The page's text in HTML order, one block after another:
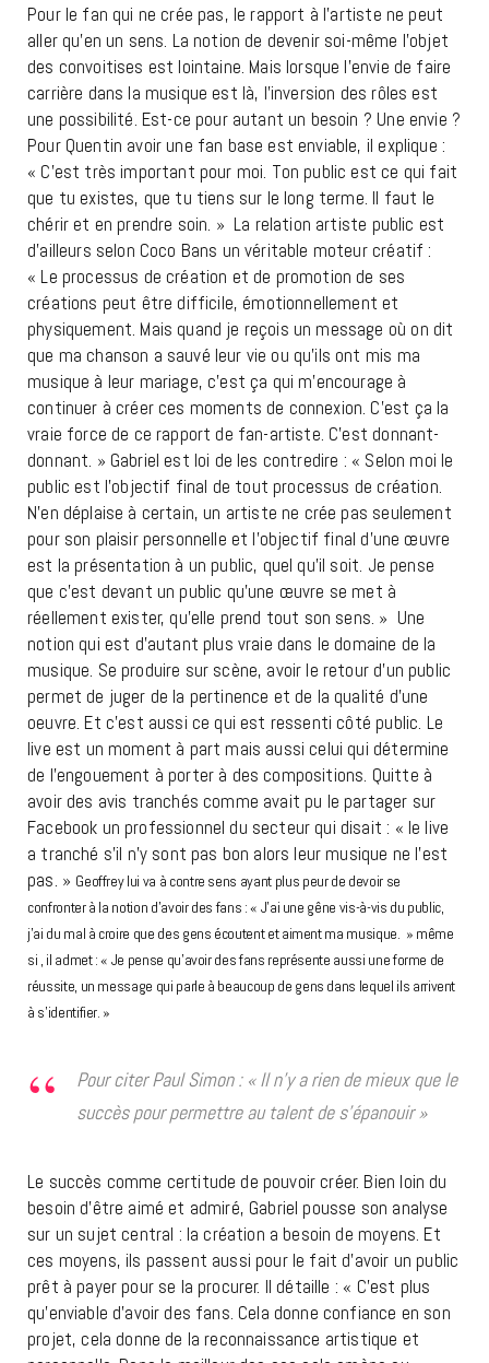
Pour le fan qui ne crée pas, le rapport à l’artiste ne peut
aller qu’en un sens. La notion de devenir soi-même l’objet
des convoitises est lointaine. Mais lorsque l’envie de faire
carrière dans la musique est là, l’inversion des rôles est
une possibilité. Est-ce pour autant un besoin ? Une envie ?
Pour Quentin avoir une fan base est enviable, il explique :
« C’est très important pour moi. Ton public est ce qui fait
que tu existes, que tu tiens sur le long terme. Il faut le
chérir et en prendre soin. » La relation artiste public est
d’ailleurs selon Coco Bans un véritable moteur créatif :
« Le processus de création et de promotion de ses
créations peut être difficile, émotionnellement et
physiquement. Mais quand je reçois un message où on dit
que ma chanson a sauvé leur vie ou qu’ils ont mis ma
musique à leur mariage, c’est ça qui m’encourage à
continuer à créer ces moments de connexion. C’est ça la
vraie force de ce rapport de fan-artiste. C’est donnant-
donnant. » Gabriel est loi de les contredire : « Selon moi le
public est l’objectif final de tout processus de création.
N’en déplaise à certain, un artiste ne crée pas seulement
pour son plaisir personnelle et l’objectif final d’une œuvre
est la présentation à un public, quel qu’il soit. Je pense
que c’est devant un public qu’une œuvre se met à
réellement exister, qu’elle prend tout son sens. » Une
notion qui est d’autant plus vraie dans le domaine de la
musique. Se produire sur scène, avoir le retour d’un public
permet de juger de la pertinence et de la qualité d’une
oeuvre. Et c’est aussi ce qui est ressenti côté public. Le
live est un moment à part mais aussi celui qui détermine
de l’engouement à porter à des compositions. Quitte à
avoir des avis tranchés comme avait pu le partager sur
Facebook un professionnel du secteur qui disait : « le live
a tranché s’il n’y sont pas bon alors leur musique ne l’est
pas. » Geoffrey lui va à contre sens ayant plus peur de devoir se
confronter à la notion d’avoir des fans : « J’ai une gêne vis-à-vis du public,
j’ai du mal à croire que des gens écoutent et aiment ma musique. » même
si , il admet : « Je pense qu’avoir des fans représente aussi une forme de
réussite, un message qui parle à beaucoup de gens dans lequel ils arrivent
à s’identifier. »
Pour citer Paul Simon : « Il n’y a rien de mieux que le
succès pour permettre au talent de s’épanouir »
Le succès comme certitude de pouvoir créer. Bien loin du
besoin d’être aimé et admiré, Gabriel pousse son analyse
sur un sujet central : la création a besoin de moyens. Et
ces moyens, ils passent aussi pour le fait d’avoir un public
prêt à payer pour se la procurer. Il détaille : « C’est plus
qu’enviable d’avoir des fans. Cela donne confiance en son
projet, cela donne de la reconnaissance artistique et